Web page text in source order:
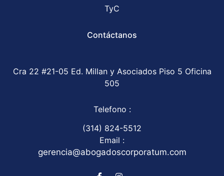
TyC
Contáctanos
Cra 22 #21-05 Ed. Millan y Asociados Piso 5 Oficina
505
Telefono :
(314) 824-5512
Email :
gerencia@abogadoscorporatum.com